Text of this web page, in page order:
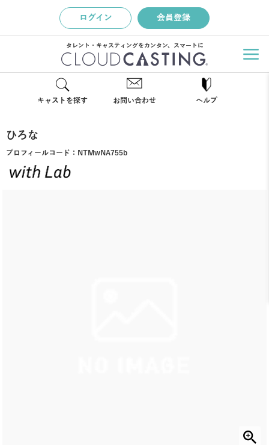
ログイン 会員登録
タレント・キャスティングをカンタン、スマートに
キャストを探す お問い合わせ ヘルプ
ひろな
プロフィールコード： NTMwNA755b